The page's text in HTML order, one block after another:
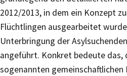
2012/2013, in dem ein Konzept
Flüchtlingen ausgearbeitet
Unterbringung der
angeführt. Konkret bedeute das,
sogenannten